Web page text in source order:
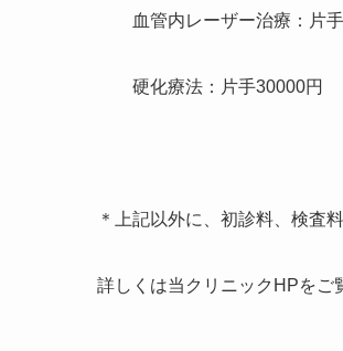
血管内レーザー治療：片手
硬化療法：片手30000円
＊上記以外に、初診料、検査
詳しくは当クリニックHPをご